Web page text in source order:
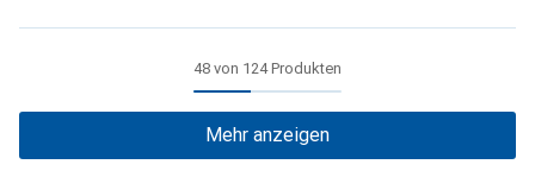
48 von 124 Produkten
Mehr anzeigen